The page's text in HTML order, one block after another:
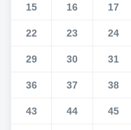
15 16 17
22 23 24
29 30 31
36 37 38
43 44 45